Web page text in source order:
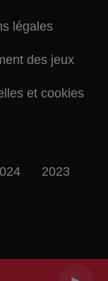
légales
des jeux
et cookies
2023